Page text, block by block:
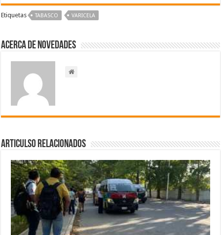
Etiquetas TABASCO VARICELA
Acerca de NOVEDADES
Articulso Relacionados